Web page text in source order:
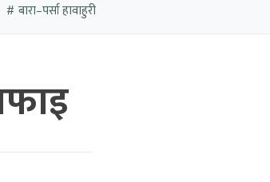
बारा–पर्सा हावाहुरी